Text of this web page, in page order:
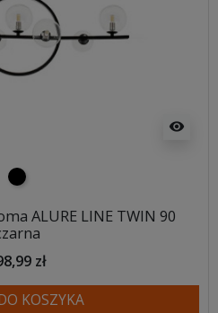
visibility
czarny
ALURE LINE TWIN 90
zł
KOSZYKA